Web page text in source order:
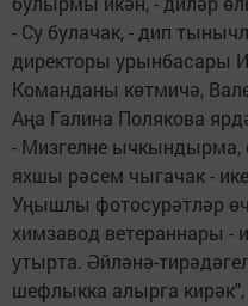
- Су булачак, - дип
директоры урынбасары
Команданы көтмичә,
Аңа Галина Полякова
- Мизгелне ычкындырма,
яхшы рәсем чыгачак -
Уңышлы фотосурәтләр
химзавод ветераннары -
утырта. Әйләнә-
шефлыкка алырга